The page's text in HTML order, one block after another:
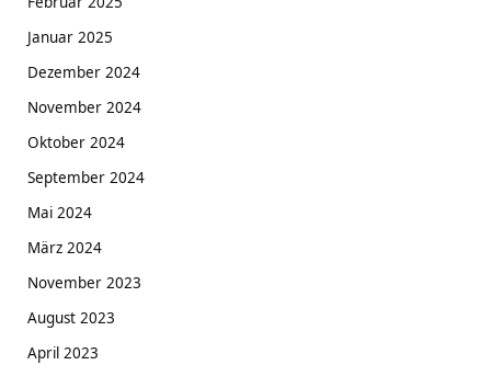
Januar 2025
Dezember 2024
November 2024
Oktober 2024
September 2024
Mai 2024
März 2024
November 2023
August 2023
April 2023